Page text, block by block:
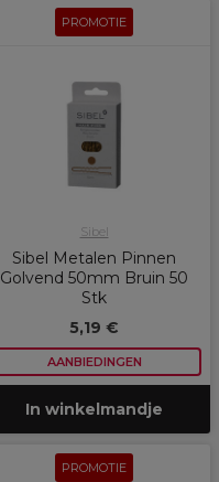
PROMOTIE
Sibel
Sibel Metalen Pinnen
Golvend 50mm Bruin 50
Stk
5,19 €
AANBIEDINGEN
In winkelmandje
PROMOTIE